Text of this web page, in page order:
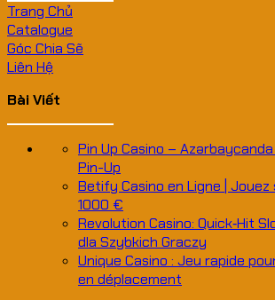
Trang Chủ
Catalogue
Góc Chia Sẽ
Liên Hệ
Bài Viết
Pin Up Casino –
Pin-Up
Betify Casino en Ligne |
1000 €
Revolution Casino: Quick‑Hit
dla Szybkich Graczy
Unique Casino : Jeu rapide
en déplacement